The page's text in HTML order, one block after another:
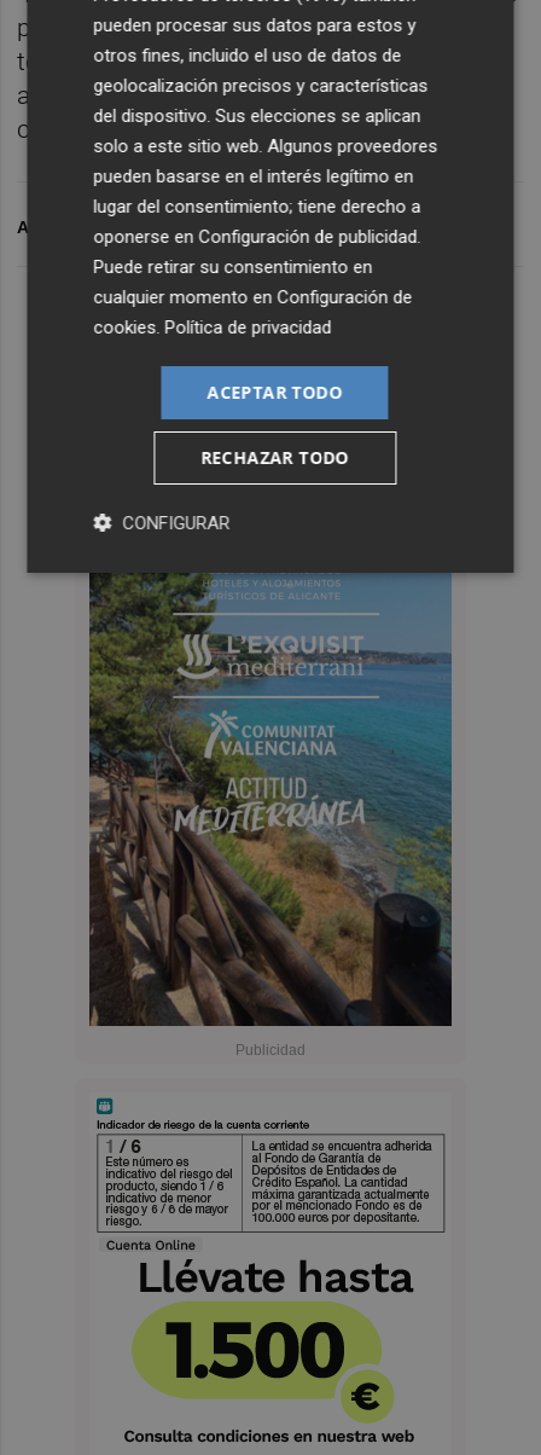
porque era un cargo público, una ministra, y
tenía que dar explicaciones no solo a los
afiliados, sino a toda la ciudadanía", ha
concluido.
ARCHIVADO EN MONTÓ
pueden procesar sus datos para estos y
otros fines, incluido el uso de datos de
geolocalización precisos y características
del dispositivo. Sus elecciones se aplican
solo a este sitio web. Algunos proveedores
pueden basarse en el interés legítimo en
lugar del consentimiento; tiene derecho a
oponerse enConfiguración de publicidad
Puede retirar su consentimiento en
cualquier momento enConfiguración de
cookies .Política de privacidad
ACEPTAR TODO
RECHAZAR TODO
CONFIGURAR